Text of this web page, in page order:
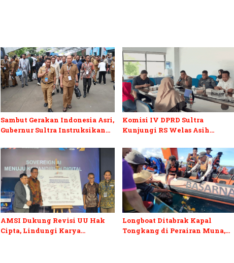
Sambut Gerakan Indonesia Asri,
Gubernur Sultra Instruksikan
Semrawut
Komisi IV DPRD Sultra
Kunjungi RS Welas Asih
hingga Layanan Medis
Canggih
AMSI Dukung Revisi UU Hak
Cipta, Lindungi Karya
Longboat Ditabrak Kapal
Tongkang di Perairan Muna,